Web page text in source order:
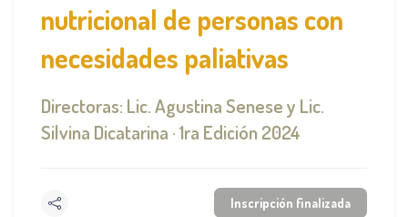
nutricional de personas con
necesidades paliativas
Directoras: Lic. Agustina Senese y Lic.
Silvina Dicatarina · 1ra Edición 2024
Inscripción finalizada